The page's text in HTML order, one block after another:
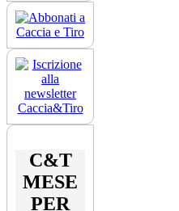
C&T
MESE
PER